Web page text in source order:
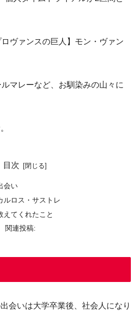
ヴァンスの巨人】モン・ヴァン
マレーなど、お馴染みの山々に
目次
会い
ルロス・サストレ
えてくれたこと
関連投稿:
会いは大学卒業後、社会人になり